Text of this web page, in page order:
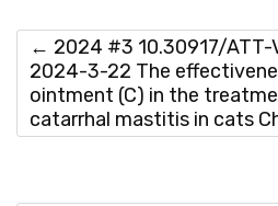
← 2024 #3 10.30917/
2024-3-22 The
ointment (C) in the
catarrhal mastitis in cats